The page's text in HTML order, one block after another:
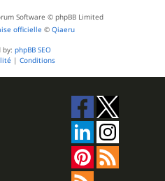
Software © phpBB Limited
officielle © Qiaeru
by: phpBB SEO
| Conditions